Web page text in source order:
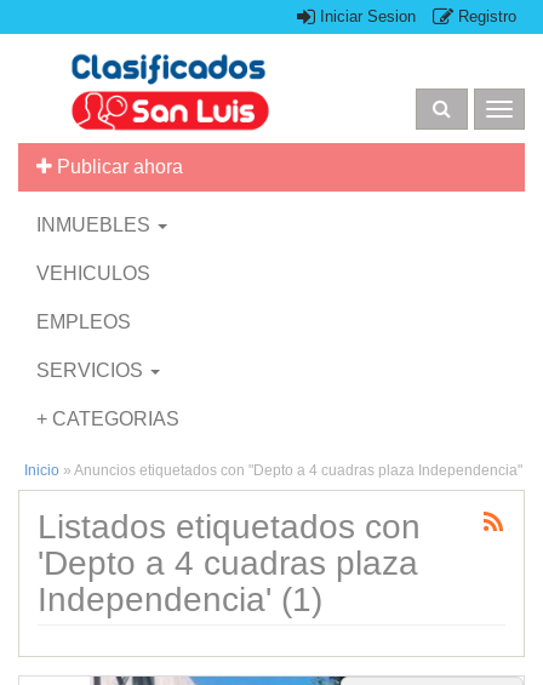
Iniciar Sesion Registro
Publicar ahora
INMUEBLES
VEHICULOS
EMPLEOS
SERVICIOS
+ CATEGORIAS
Inicio » Anuncios etiquetados con "Depto a 4 cuadras plaza Independencia"
Listados etiquetados con
'Depto a 4 cuadras plaza
Independencia' (1)